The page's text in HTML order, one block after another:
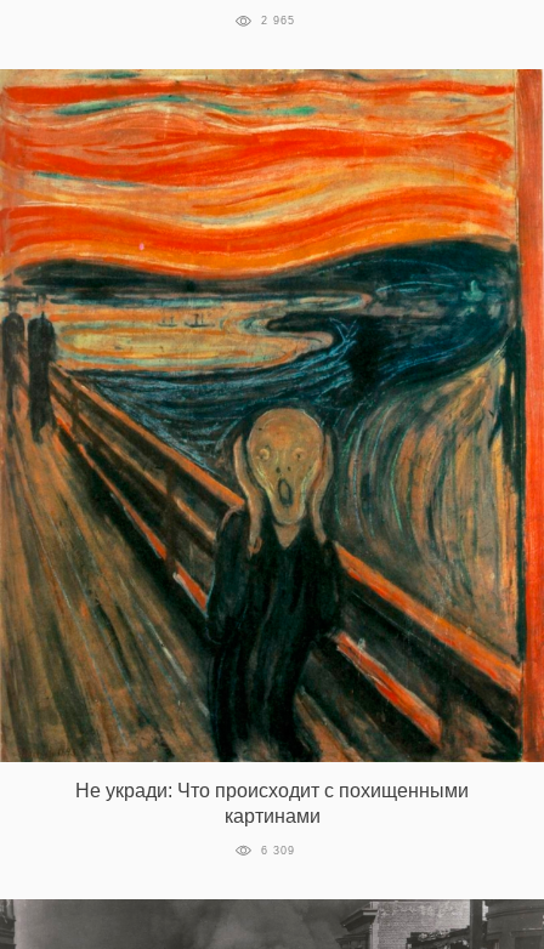
2 965
Не укради: Что происходит с похищенными
картинами
6 309